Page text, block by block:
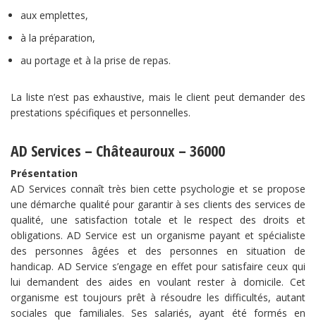
aux emplettes,
à la préparation,
au portage et à la prise de repas.
La liste n’est pas exhaustive, mais le client peut demander des
prestations spécifiques et personnelles.
AD Services – Châteauroux – 36000
Présentation
AD Services connaît très bien cette psychologie et se propose
une démarche qualité pour garantir à ses clients des services de
qualité, une satisfaction totale et le respect des droits et
obligations. AD Service est un organisme payant et spécialiste
des personnes âgées et des personnes en situation de
handicap. AD Service s’engage en effet pour satisfaire ceux qui
lui demandent des aides en voulant rester à domicile. Cet
organisme est toujours prêt à résoudre les difficultés, autant
sociales que familiales. Ses salariés, ayant été formés en